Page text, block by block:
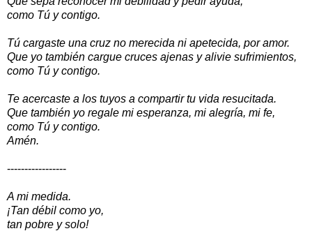
como Tú y contigo.
Tú cargaste una cruz no merecida ni apetecida, por amor.
Que yo también cargue cruces ajenas y alivie sufrimientos,
como Tú y contigo.
Te acercaste a los tuyos a compartir tu vida resucitada.
Que también yo regale mi esperanza, mi alegría, mi fe,
como Tú y contigo.
Amén.
-----------------
A mi medida.
¡Tan débil como yo,
tan pobre y solo!